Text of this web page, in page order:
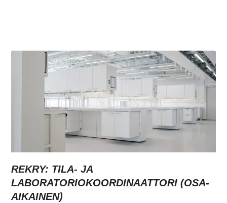
REKRY: TILA- JA
LABORATORIOKOORDINAATTORI (OSA-
AIKAINEN)